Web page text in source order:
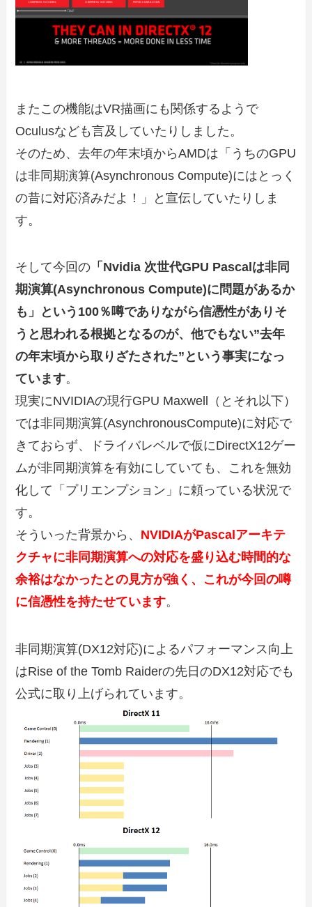
またこの機能はVR描画にも関係するようで
Oculusなども言及していたりしました。
そのため、去年の年末頃からAMDは「うちのGPU
は非同期演算(Asynchronous Compute)にはとっく
の昔に対応済みだよ！」と宣伝していたりしま
す。
そして今回の 「Nvidia 次世代GPU Pascalは非同
期演算(Asynchronous Compute)に問題があるか
も」という100％噂でありながら信憑性がありそ
うと思われる根拠となるのが、他でもない”去年
の年末頃から取りざたされた”という事実になっ
ています。
現実にNVIDIAの現行GPU Maxwell（とそれ以下）
では非同期演算(AsynchronousCompute)に対応で
きておらず、ドライバレベルで仮にDirectX12ゲー
ムが非同期演算を有効にしていても、これを無効
化して「プリエンプション」に頼っている状況で
す。
そういった背景から、 NVIDIAがPascalアーキテ
クチャに非同期演算への対応を盛り込む時間的な
余裕はなかったとの見方が強く、これが今回の噂
に信憑性を持たせています。
非同期演算(DX12対応)によるパフォーマンス向上
はRise of the Tomb Raiderの先日のDX12対応でも
公式に取り上げられています。